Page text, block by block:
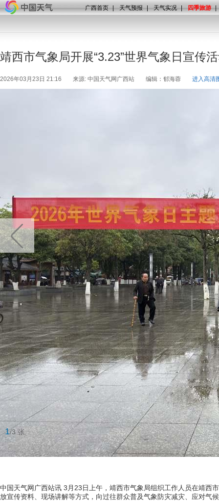
广西首页 | 天气预报 | 天气实况 | 四季旅游 |
靖西市气象局开展“3.23”世界气象日宣传
2026年03月23日 21:16 来源: 中国天气网广西站 编辑：郁海蓉 进入高清
1/3 张
中国天气网广西站讯 3月23日上午，靖西市气象局组织工作人员在靖西
放宣传资料、现场讲解等方式，向过往群众普及气象防灾减灾、应对气